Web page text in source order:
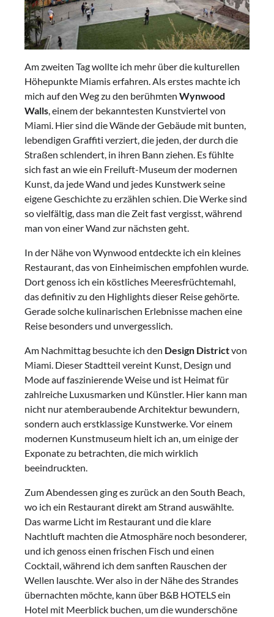
Am zweiten Tag wollte ich mehr über die kulturellen
Höhepunkte Miamis erfahren. Als erstes machte ich
mich auf den Weg zu den berühmten Wynwood
Walls , einem der bekanntesten Kunstviertel von
Miami. Hier sind die Wände der Gebäude mit bunten,
lebendigen Graffiti verziert, die jeden, der durch die
Straßen schlendert, in ihren Bann ziehen. Es fühlte
sich fast an wie ein Freiluft-Museum der modernen
Kunst, da jede Wand und jedes Kunstwerk seine
eigene Geschichte zu erzählen schien. Die Werke sind
so vielfältig, dass man die Zeit fast vergisst, während
man von einer Wand zur nächsten geht.
In der Nähe von Wynwood entdeckte ich ein kleines
Restaurant, das von Einheimischen empfohlen wurde.
Dort genoss ich ein köstliches Meeresfrüchtemahl,
das definitiv zu den Highlights dieser Reise gehörte.
Gerade solche kulinarischen Erlebnisse machen eine
Reise besonders und unvergesslich.
Am Nachmittag besuchte ich den Design Districtvon
Miami. Dieser Stadtteil vereint Kunst, Design und
Mode auf faszinierende Weise und ist Heimat für
zahlreiche Luxusmarken und Künstler. Hier kann man
nicht nur atemberaubende Architektur bewundern,
sondern auch erstklassige Kunstwerke. Vor einem
modernen Kunstmuseum hielt ich an, um einige der
Exponate zu betrachten, die mich wirklich
beeindruckten.
Zum Abendessen ging es zurück an den South Beach,
wo ich ein Restaurant direkt am Strand auswählte.
Das warme Licht im Restaurant und die klare
Nachtluft machten die Atmosphäre noch besonderer,
und ich genoss einen frischen Fisch und einen
Cocktail, während ich dem sanften Rauschen der
Wellen lauschte. Wer also in der Nähe des Strandes
übernachten möchte, kann über B&B HOTELS ein
Hotel mit Meerblick buchen, um die wunderschöne